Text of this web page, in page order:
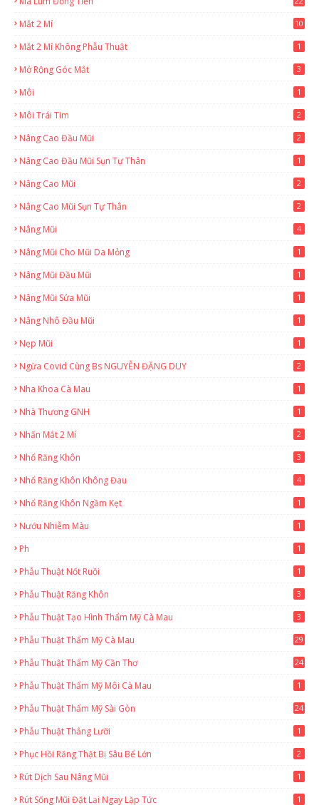
Mắt 2 Mí 10
Mắt 2 Mí Không Phẫu Thuật 1
Mở Rộng Góc Mắt 3
Môi 1
Môi Trái Tim 2
Nâng Cao Đầu Mũi 2
Nâng Cao Đầu Mũi Sụn Tự Thân 1
Nâng Cao Mũi 2
Nâng Cao Mũi Sụn Tự Thân 2
Nâng Mũi 4
Nâng Mũi Cho Mũi Da Mỏng 1
Nâng Mũi Đầu Mũi 1
Nâng Mũi Sửa Mũi 1
Nâng Nhô Đầu Mũi 1
Nẹp Mũi 1
Ngừa Covid Cùng Bs NGUYỄN ĐẶNG DUY 2
Nha Khoa Cà Mau 1
Nhà Thương GNH 1
Nhấn Mắt 2 Mí 2
Nhổ Răng Khôn 3
Nhổ Răng Khôn Không Đau 4
Nhổ Răng Khôn Ngầm Kẹt 1
Nướu Nhiễm Màu 1
Ph 1
Phẫu Thuật Nốt Ruồi 1
Phẫu Thuật Răng Khôn 3
Phẫu Thuật Tạo Hình Thẩm Mỹ Cà Mau 3
Phẫu Thuật Thẩm Mỹ Cà Mau
29
Phẫu Thuật Thẩm Mỹ Cần Thơ
24
Phẫu Thuật Thẩm Mỹ Môi Cà Mau 1
Phẫu Thuật Thẩm Mỹ Sài Gòn
24
Phẫu Thuật Thắng Lưỡi 1
Phục Hồi Răng Thật Bị Sâu Bể Lớn 2
Rút Dịch Sau Nâng Mũi 1
Rút Sống Mũi Đặt Lại Ngay Lặp Tức 1